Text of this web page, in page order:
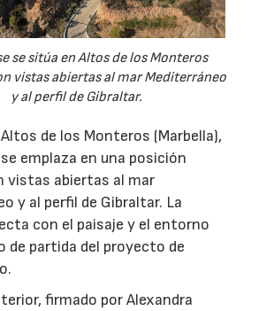
se sitúa en Altos de los Monteros
vistas abiertas al mar Mediterráneo
y al perfil de Gibraltar.
de los Monteros (Marbella),
emplaza en una posición
vistas abiertas al mar
y al perfil de Gibraltar. La
con el paisaje y el entorno
de partida del proyecto de
firmado por Alexandra